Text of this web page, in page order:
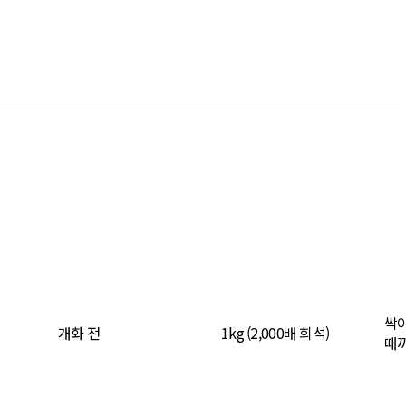
개화 전 1kg (2,000배 희석)
싹
때